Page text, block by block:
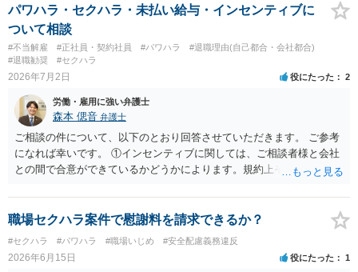
民事訴訟に証拠の制限はありませんが、秘密録音はプライバシー保護
の観点から、裁判の証拠にする場合には注意が必要です(証拠排除され
る場合があります。)。 ３ 会社がどういう証拠に基づいて、誰が判断
したかわかりませんが、会社がセクハラ認定しなかったからといっ
て、裁判所も認定しないとは限りません。具体的な証拠とそれで認定
しないようにして下さい。そういう報復的なことをしなければ名誉毀
損にはなりません。反訴は貴女が加害行為をしなければ、通常は起こ
されません。 ５ 裁判をして、和解すれば和解金が入ります。 勝訴
判決を得て確定すれば、判決認容額を払ってもらいます。任意に支払
わない場合には、給与や預貯金、不動産などの財産を差押えます。
難易度によって変わります。また、現在は弁護士報酬は自由化されて
いますので、依頼する弁護士によっても費用は変わってきます。
パワハラ・セクハラ・未払い給与・インセンティブに
ついて相談
#不当解雇 #正社員・契約社員 #パワハラ
#退職理由(自己都合・会社都合)
#退職勧奨
#セクハラ
2026年7月2日 役にたった 2
労働・雇用に強い弁護士
森本 偲音 弁護士
ご相談の件について、以下のとおり回答させていただきます。 ご参考
になれば幸いです。 ①インセンティブに関しては、ご相談者様と会社
との間で合意ができているかどうかによります。規約上そのような合
は口頭でも成立しますが、裁判等で争点となった場合には録音等の証
拠がない限り立証が困難となり、請求が認められない可能性がござい
ます。 ②未払給与に関しては労務を提供しているのにもかかわらず支
払われていない場合は、契約違反となりますので請求可能かと存じま
す。 ③休日・時間外労働については、休日・時間外労働があったこと
職場セクハラ案件で慰謝料を請求できるか？
#セクハラ #パワハラ #職場いじめ #安全配慮義務違反
2026年6月15日 役にたった 1